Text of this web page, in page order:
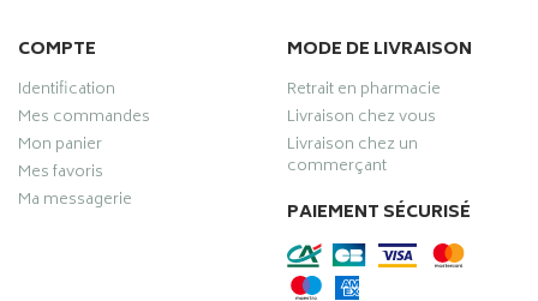
COMPTE
Identification
Mes commandes
Mon panier
Mes favoris
Ma messagerie
MODE DE LIVRAISON
Retrait en pharmacie
Livraison chez vous
Livraison chez un
commerçant
PAIEMENT SÉCURISÉ